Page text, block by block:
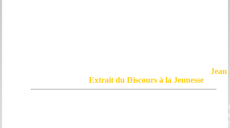
Jean
Extrait du Discours à la Jeunesse
mensonge triomphant qui passe, et de ne pas faire écho, de notre
bouche et de nos mains aux applaudissements imbéciles et aux